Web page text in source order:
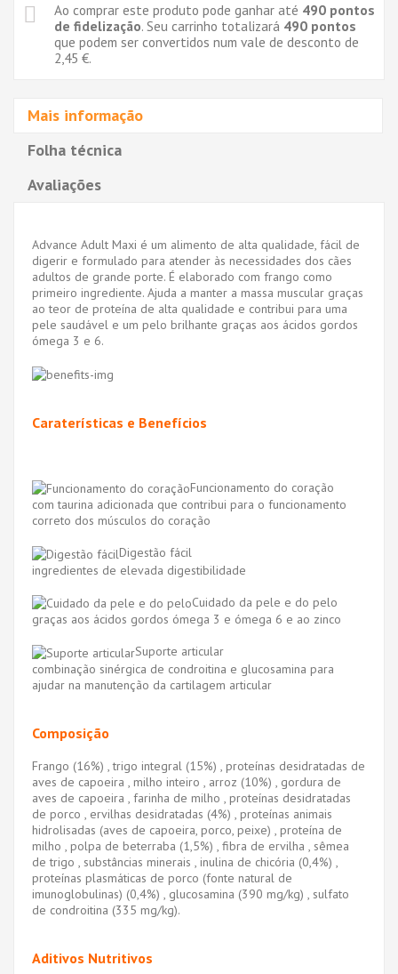
Ao comprar este produto pode ganhar até 490 pontos
de fidelização. Seu carrinho totalizará 490 pontos
que podem ser convertidos num vale de desconto de
2,45 €.
Mais informação
Folha técnica
Avaliações
Advance Adult Maxi é um alimento de alta qualidade, fácil de
digerir e formulado para atender às necessidades dos cães
adultos de grande porte. É elaborado com frango como
primeiro ingrediente. Ajuda a manter a massa muscular graças
ao teor de proteína de alta qualidade e contribui para uma
pele saudável e um pelo brilhante graças aos ácidos gordos
ómega 3 e 6.
Caraterísticas e Benefícios
Funcionamento do coração
com taurina adicionada que contribui para o funcionamento
correto dos músculos do coração
Digestão fácil
ingredientes de elevada digestibilidade
Cuidado da pele e do pelo
graças aos ácidos gordos ómega 3 e ómega 6 e ao zinco
Suporte articular
combinação sinérgica de condroitina e glucosamina para
ajudar na manutenção da cartilagem articular
Composição
Frango (16%) , trigo integral (15%) , proteínas desidratadas de
aves de capoeira , milho inteiro , arroz (10%) , gordura de
aves de capoeira , farinha de milho , proteínas desidratadas
de porco , ervilhas desidratadas (4%) , proteínas animais
hidrolisadas (aves de capoeira, porco, peixe) , proteína de
milho , polpa de beterraba (1,5%) , fibra de ervilha , sêmea
de trigo , substâncias minerais , inulina de chicória (0,4%) ,
proteínas plasmáticas de porco (fonte natural de
imunoglobulinas) (0,4%) , glucosamina (390 mg/kg) , sulfato
de condroitina (335 mg/kg).
Aditivos Nutritivos